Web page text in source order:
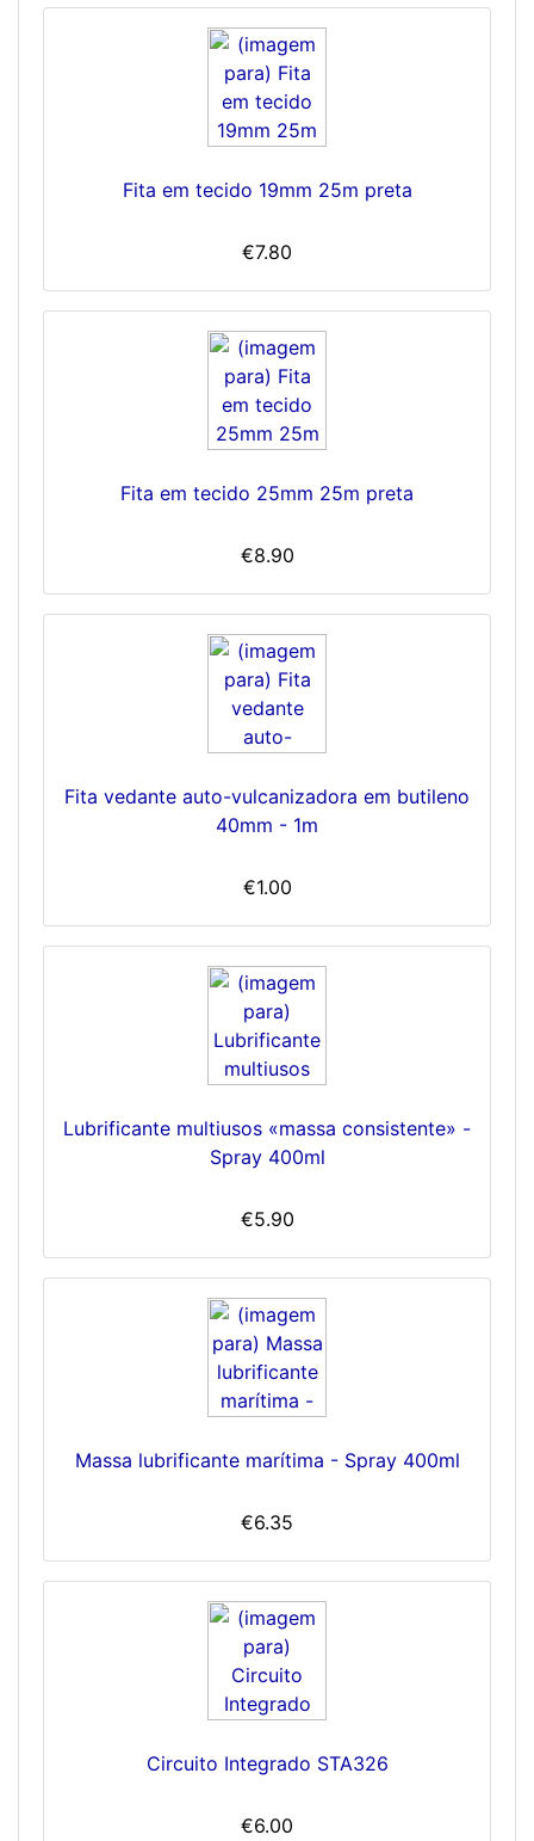
Fita em tecido 19mm 25m preta
€7.80
Fita em tecido 25mm 25m preta
€8.90
Fita vedante auto-vulcanizadora em butileno
40mm - 1m
€1.00
Lubrificante multiusos «massa consistente» -
Spray 400ml
€5.90
Massa lubrificante marítima - Spray 400ml
€6.35
Circuito Integrado STA326
€6.00